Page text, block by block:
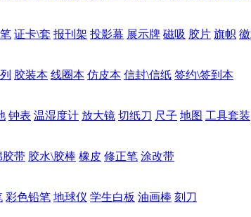
证卡\套 报刊架 投影幕 展示牌 磁吸 胶片 旗帜
胶装本 线圈本 仿皮本 信封\信纸 签约\签到本
钟表 温湿度计 放大镜 切纸刀 尺子 地图 工具套装
胶带 胶水\胶棒 橡皮 修正笔 涂改带
彩色铅笔 地球仪 学生白板 油画棒 刻刀